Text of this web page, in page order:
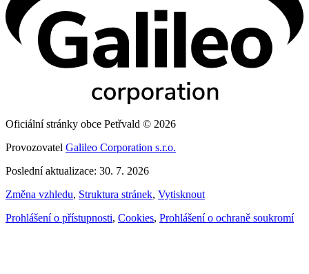
Oficiální stránky obce Petřvald © 2026
Provozovatel Galileo Corporation s.r.o.
Poslední aktualizace: 30. 7. 2026
Změna vzhledu, Struktura stránek, Vytisknout
Prohlášení o přístupnosti, Cookies, Prohlášení o ochraně soukromí